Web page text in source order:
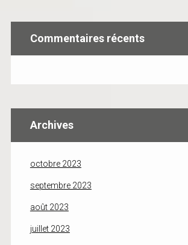
Commentaires récents
Archives
octobre 2023
septembre 2023
août 2023
juillet 2023